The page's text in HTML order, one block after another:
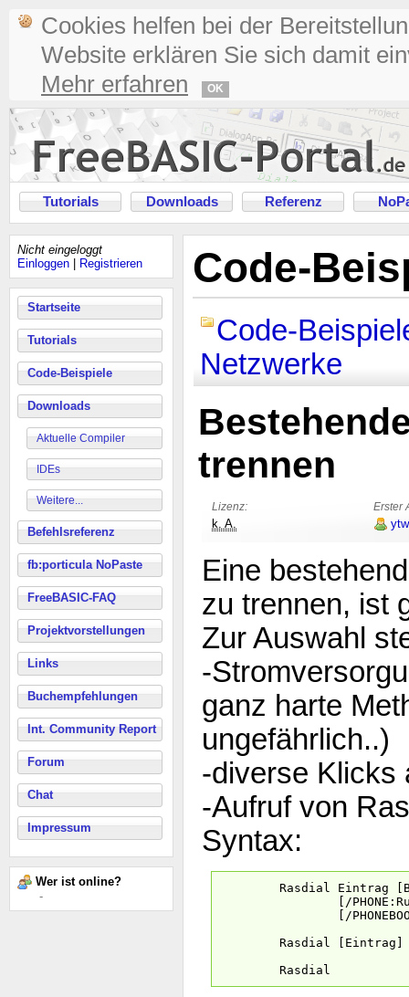
Cookies helfen bei der
Website erklären Sie sich damit
Mehr erfahren
OK
Tutorials Downloads Referenz
Nicht eingeloggt
Einloggen
Registrieren
Startseite
Tutorials
Code-Beispiele
Downloads
Aktuelle Compiler
IDEs
Weitere...
Befehlsreferenz
fb:porticula NoPaste
FreeBASIC-FAQ
Projektvorstellungen
Links
Buchempfehlungen
Int. Community Report
Forum
Chat
Impressum
Wer ist online?
-
Code-
Code-
Netzwerke
trennen
Lizenz: Erster
k. A.
Eine
zu trennen, ist
Zur Auswahl
-
ganz harte
ungefährlich..)
-diverse Klicks
-Aufruf von
Syntax:
Rasdial Eintrag
[/
[/
Rasdial [Eintrag] /
Rasdial